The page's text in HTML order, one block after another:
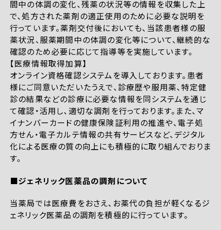
間中の体調の変化、残薬の状況等の情報を収集した上
で、処方された薬剤の適正使用のために必要な説明を
行っています。薬剤交付後においても、当該患者様の服
薬状況、服薬期間中の体調の変化等について、継続的な
確認のため必要に応じて指導等を実施しています。
【医療情報取得加算】
オンライン資格確認システムを導入しております。患者
様にご同意いただいたうえで、診療歴や服用薬、特定健
診の結果などの診療に必要な情報を同システムを通じ
て確認・活用し、適切な調剤を行っております。また、マ
イナンバーカードの健康保険証利用の推進や、電子処
方せん・電子カルテ情報の共有サービスなど、デジタル
化による医療の質の向上にも積極的に取り組んでおりま
す。
■ジェネリック医薬品の調剤について
当薬局では医療費をおさえ、お薬代の負担が軽くなるジ
ェネリック医薬品の調剤を積極的に行っています。